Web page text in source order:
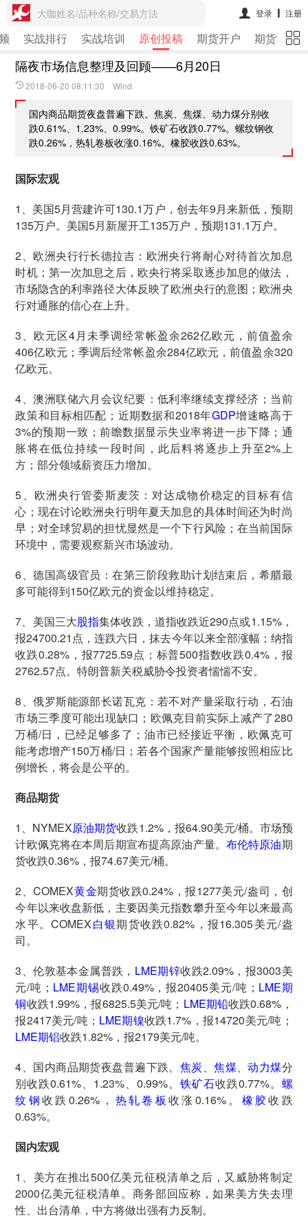
大咖姓名/品种名称/交易方法 登录 注册
实战排行 实战培训 原创投稿 期货开户 期货行情
隔夜市场信息整理及回顾——6月20日
2018-06-20 08:11:30 Wind
国内商品期货夜盘普遍下跌。焦炭、焦煤、动力煤分别收
跌0.61%、1.23%、0.99%。铁矿石收跌0.77%。螺纹钢收
跌0.26%，热轧卷板收涨0.16%。橡胶收跌0.63%。
国际宏观
1、美国5月营建许可130.1万户，创去年9月来新低，预期
135万户。美国5月新屋开工135万户，预期131.1万户。
2、欧洲央行行长德拉吉：欧洲央行将耐心对待首次加息
时机；第一次加息之后，欧央行将采取逐步加息的做法，
市场隐含的利率路径大体反映了欧洲央行的意图；欧洲央
行对通胀的信心在上升。
3、欧元区4月未季调经常帐盈余262亿欧元，前值盈余
406亿欧元；季调后经常帐盈余284亿欧元，前值盈余320
亿欧元。
4、澳洲联储六月会议纪要：低利率继续支撑经济；当前
政策和目标相匹配；近期数据和2018年GDP增速略高于
3%的预期一致；前瞻数据显示失业率将进一步下降；通
胀将在低位持续一段时间，此后料将逐步上升至2%上
方；部分领域薪资压力增加。
5、欧洲央行管委斯麦茨：对达成物价稳定的目标有信
心；现在讨论欧洲央行明年夏天加息的具体时间还为时尚
早；对全球贸易的担忧显然是一个下行风险；在当前国际
环境中，需要观察新兴市场波动。
6、德国高级官员：在第三阶段救助计划结束后，希腊最
多可能得到150亿欧元的资金以维持稳定。
7、美国三大股指集体收跌，道指收跌近290点或1.15%，
报24700.21点，连跌六日，抹去今年以来全部涨幅；纳指
收跌0.28%，报7725.59点；标普500指数收跌0.4%，报
2762.57点。特朗普新关税威胁令投资者惴惴不安。
8、俄罗斯能源部长诺瓦克：若不对产量采取行动，石油
市场三季度可能出现缺口；欧佩克目前实际上减产了280
万桶/日，已经足够多了；油市已经接近平衡，欧佩克可
能考虑增产150万桶/日；若各个国家产量能够按照相应比
例增长，将会是公平的。
商品期货
1、NYMEX原油期货收跌1.2%，报64.90美元/桶。市场预
计欧佩克将在本周后期宣布提高原油产量。 布伦特原油期
货收跌0.36%，报74.67美元/桶。
2、COMEX黄金期货收跌0.24%，报1277美元/盎司，创
今年以来收盘新低，主要因美元指数攀升至今年以来最高
水平。COMEX白银期货收跌0.82%，报16.305美元/盎
司。
3、伦敦基本金属普跌， LME期锌收跌2.09%，报3003美
元/吨； LME期锡收跌0.49%，报20405美元/吨； LME期
铜收跌1.99%，报6825.5美元/吨； LME期铅收跌0.68%，
报2417美元/吨； LME期镍收跌1.7%，报14720美元/吨；
LME期铝收跌1.82%，报2179美元/吨。
4、国内商品期货夜盘普遍下跌。 焦炭、焦煤、动力煤分
别收跌0.61%、1.23%、0.99%。 铁矿石收跌0.77%。 螺
纹钢收跌0.26%， 热轧卷板收涨0.16%。 橡胶收跌
0.63%。
国内宏观
1、美方在推出500亿美元征税清单之后，又威胁将制定
2000亿美元征税清单。商务部回应称，如果美方失去理
性、出台清单，中方将做出强有力反制。